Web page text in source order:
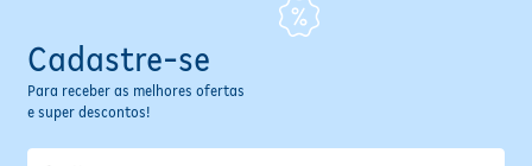
Cadastre-se
Para receber as melhores ofertas
e super descontos!